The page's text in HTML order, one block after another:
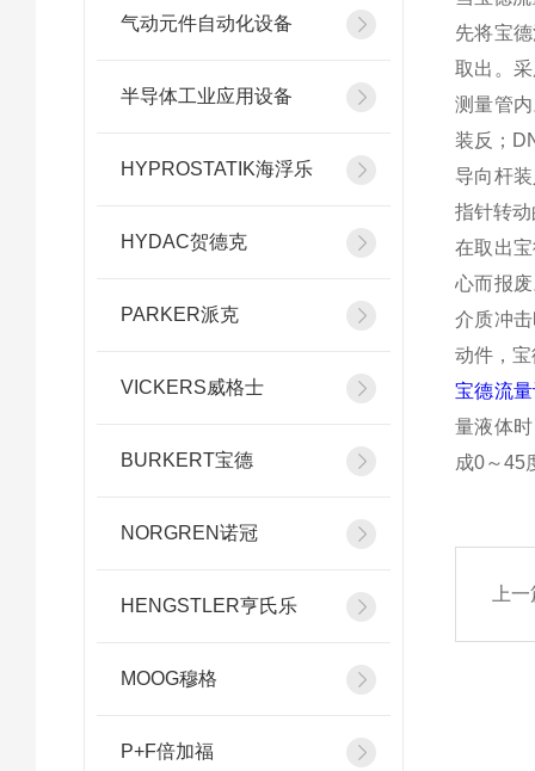
气动元件自动化设备
半导体工业应用设备
HYPROSTATIK海浮乐
HYDAC贺德克
PARKER派克
VICKERS威格士
BURKERT宝德
NORGREN诺冠
HENGSTLER亨氏乐
MOOG穆格
P+F倍加福
先将宝
取出。
测量管
装反；
导向杆
指针转
在取出
心而报
介质冲
动件，
宝德流
量液体
成0～45
上